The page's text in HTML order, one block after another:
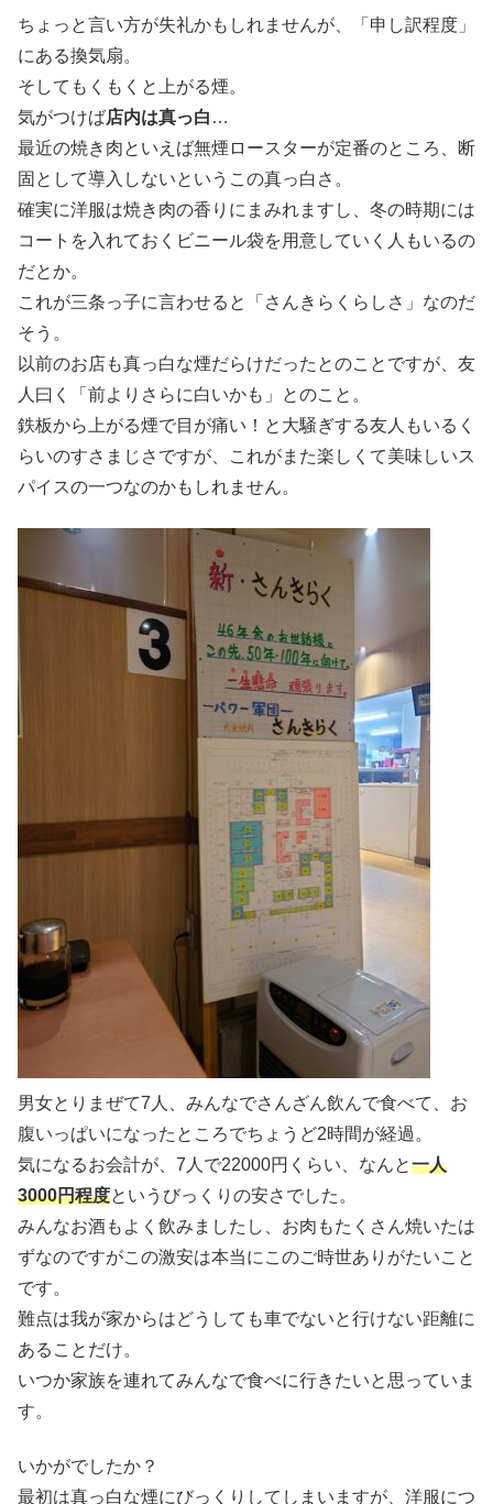
ちょっと言い方が失礼かもしれませんが、「申し訳程度」
にある換気扇。
そしてもくもくと上がる煙。
気がつけば店内は真っ白 …
最近の焼き肉といえば無煙ロースターが定番のところ、断
固として導入しないというこの真っ白さ。
確実に洋服は焼き肉の香りにまみれますし、冬の時期には
コートを入れておくビニール袋を用意していく人もいるの
だとか。
これが三条っ子に言わせると「さんきらくらしさ」なのだ
そう。
以前のお店も真っ白な煙だらけだったとのことですが、友
人曰く「前よりさらに白いかも」とのこと。
鉄板から上がる煙で目が痛い！と大騒ぎする友人もいるく
らいのすさまじさですが、これがまた楽しくて美味しいス
パイスの一つなのかもしれません。
男女とりまぜて7人、みんなでさんざん飲んで食べて、お
腹いっぱいになったところでちょうど2時間が経過。
気になるお会計が、7人で22000円くらい、なんと一人
3000円程度というびっくりの安さでした。
みんなお酒もよく飲みましたし、お肉もたくさん焼いたは
ずなのですがこの激安は本当にこのご時世ありがたいこと
です。
難点は我が家からはどうしても車でないと行けない距離に
あることだけ。
いつか家族を連れてみんなで食べに行きたいと思っていま
す。
いかがでしたか？
最初は真っ白な煙にびっくりしてしまいますが、洋服につ